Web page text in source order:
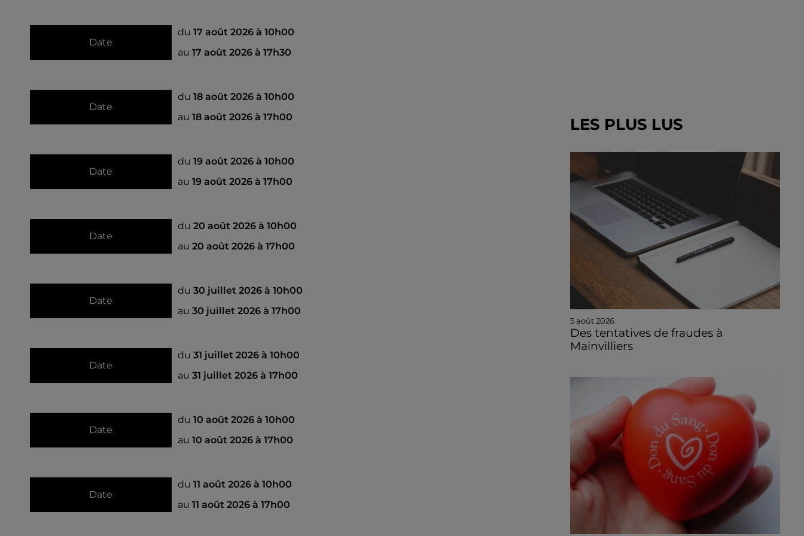
Date
du17 août 2026 à 10h00
au17 août 2026 à 17h30
Date
du18 août 2026 à 10h00
au18 août 2026 à 17h00
Date
du19 août 2026 à 10h00
au19 août 2026 à 17h00
Date
du20 août 2026 à 10h00
au20 août 2026 à 17h00
Date
du30 juillet 2026 à 10h00
au30 juillet 2026 à 17h00
Date
du31 juillet 2026 à 10h00
au31 juillet 2026 à 17h00
Date
du10 août 2026 à 10h00
au10 août 2026 à 17h00
Date
du11 août 2026 à 10h00
au11 août 2026 à 17h00
LES PLUS LUS
5 août 2026
Des tentatives de fraudes à
Mainvilliers